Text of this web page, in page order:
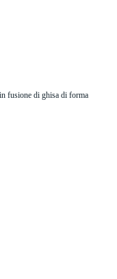
fusione di ghisa di forma